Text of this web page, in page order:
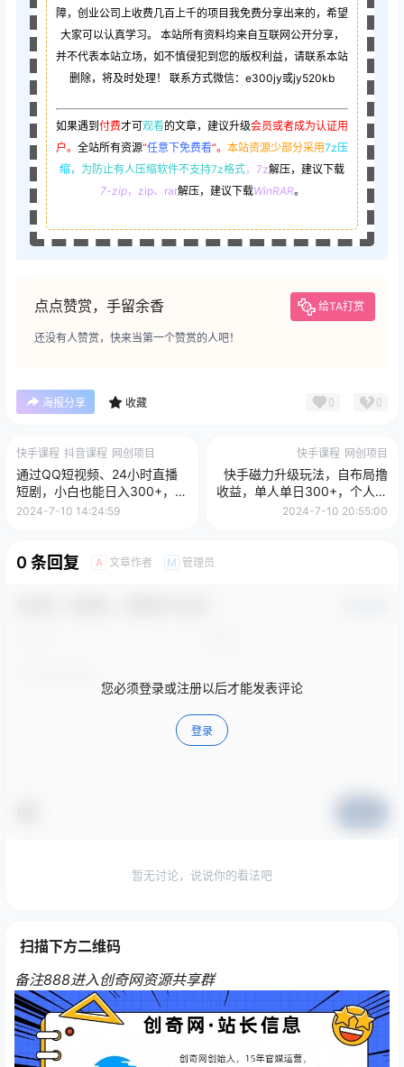
障，创业公司上收费几百上千的项目我免费分享出来的，希望
大家可以认真学习。 本站所有资料均来自互联网公开分享，
并不代表本站立场，如不慎侵犯到您的版权利益，请联系本站
删除，将及时处理！ 联系方式微信：e300jy或jy520kb
如果遇到 付费才可观看的文章，建议升级会员或者成为认证用
户。 全站所有资源“任意下免费看”。 本站资源少部分采用7z压
缩， 为防止有人压缩软件不支持7z格式，7z解压，建议下载
7-zip，zip、rar解压，建议下载WinRAR。
点点赞赏，手留余香 给TA打赏
还没有人赞赏，快来当第一个赞赏的人吧！
海报分享 收藏 0 0
快手课程 抖音课程 网创项目
通过QQ短视频、24小时直播
短剧，小白也能日入300+，老
平台值得信奈
2024-7-10 14:24:59
快手课程 网创项目
快手磁力升级玩法，自布局撸
收益，单人单日300+，个人工
作室均可操作
2024-7-10 20:55:00
0 条回复 A 文章作者 M 管理员
您必须登录或注册以后才能发表评论
登录
暂无讨论，说说你的看法吧
扫描下方二维码
备注888进入创奇网资源共享群